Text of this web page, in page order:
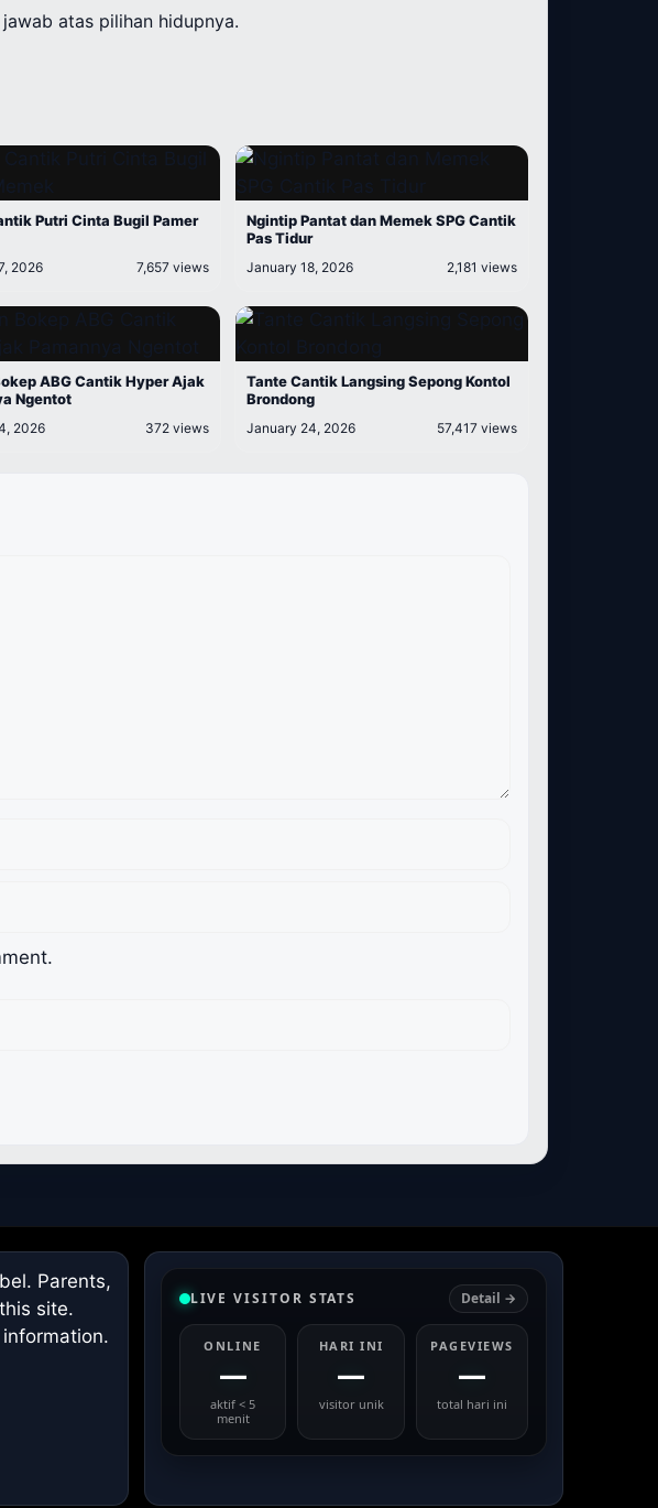
atas pilihan hidupnya.
Putri Cinta Bugil Pamer
2026 7,657 views
Ngintip Pantat dan Memek SPG Cantik
Pas Tidur
January 18, 2026 2,181 views
ABG Cantik Hyper Ajak
Ngentot
2026 372 views
Tante Cantik Langsing Sepong Kontol
Brondong
January 24, 2026 57,417 views
Parents,
site.
LIVE VISITOR STATS Detail →
ONLINE
—
aktif < 5
menit
HARI INI
—
visitor unik
PAGEVIEWS
—
total hari ini